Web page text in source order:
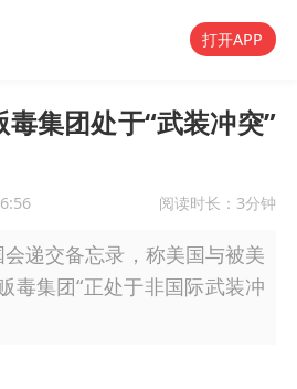
打开APP
集团处于“武装冲突”
阅读时长： 3分钟
递交备忘录，称美国与被美
毒集团“正处于非国际武装冲